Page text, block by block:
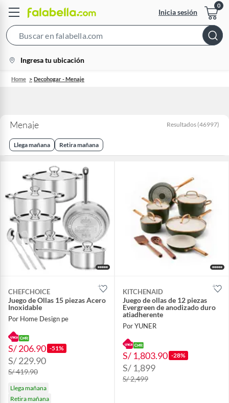
Inicia sesión
Bar
location-
icon
Ingresa tu ubicación
Home Decohogar - Menaje
Menaje Resultados (46997)
Llega mañana Retira mañana
CHEFCHOICE
Juego de Ollas 15 piezas Acero
Inoxidable
Por Home Design pe
S/ 206.90 -51%
S/ 229.90
S/ 419.90
Llega mañana
Retira mañana
KITCHENAID
Juego de ollas de 12 piezas
Evergreen de anodizado duro
atiadherente
Por YUNER
S/ 1,803.90 -28%
S/ 1,899
S/ 2,499